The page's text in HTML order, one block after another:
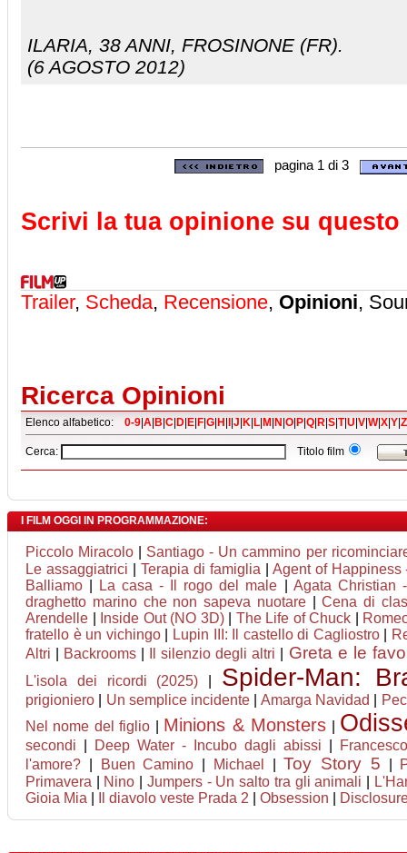
ILARIA, 38 ANNI, FROSINONE (FR).
(6 AGOSTO 2012)
pagina 1 di 3
Scrivi la tua opinione su
Trailer, Scheda, Recensione, Opinioni,
Ricerca Opinioni
Elenco alfabetico: 0-9|A|B|C|D|E|F|G|H|I|J|K|L|M|N|O|P|Q|R|S|T|U|V|W|X|Y|Z
Cerca: Titolo film
I FILM OGGI IN PROGRAMMAZIONE:
Piccolo Miracolo
Santiago - Un cammino per
Le assaggiatrici
Terapia di famiglia
Agent of
Balliamo
La casa - Il rogo del male
Agata Christian
draghetto marino che non sapeva nuotare|Cena di
Arendelle
Inside Out (NO 3D)| The Life of Chuck
fratello è un vichingo| Lupin III: Il castello di Cagliostro|
Altri
Backrooms Il silenzio degli altri Greta e le
L'isola dei ricordi (2025) Spider-Man:
prigioniero Un semplice incidente Amarga Navidad
Nel nome del figlio
Minions & Monsters
secondi Deep Water - Incubo dagli abissi
Francesco
l'amore?
Buen Camino Michael |Toy Story 5
Primavera
Nino Jumpers - Un salto tra gli animali
Gioia Mia
Il diavolo veste Prada 2 Obsession